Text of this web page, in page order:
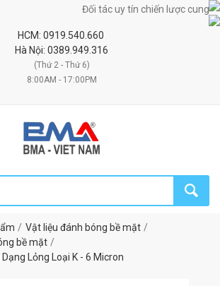
Đối tác uy tín chiến lược cung cấp
HCM: 0919.540.660
Hà Nội: 0389.949.316
(Thứ 2 - Thứ 6)
8:00AM - 17:00PM
Vật liệu đánh bóng bề mặt
bề mặt
Lỏng Loại K - 6 Micron